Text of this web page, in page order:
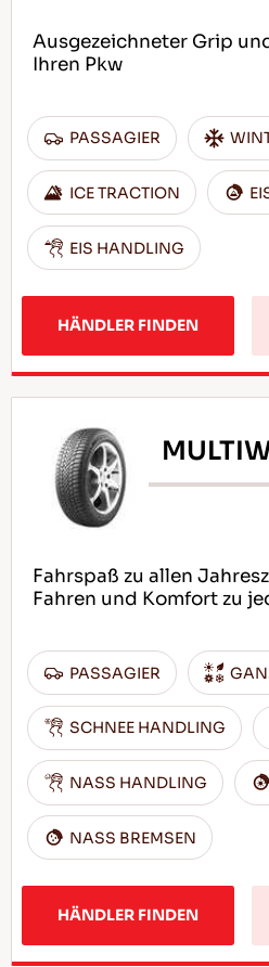
Ausgezeichneter Grip
Ihren Pkw
PASSAGIER
ICE TRACTION
EIS HANDLING
HÄNDLER FINDEN
Fahrspaß zu allen
Fahren und Komfort zu
PASSAGIER
SCHNEE HANDLING
NASS HANDLING
NASS BREMSEN
HÄNDLER FINDEN